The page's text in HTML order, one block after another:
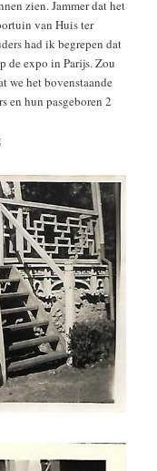
zien. Jammer dat het
van Huis ter
had ik begrepen dat
de expo in Parijs. Zou
we het bovenstaande
en hun pasgeboren 2